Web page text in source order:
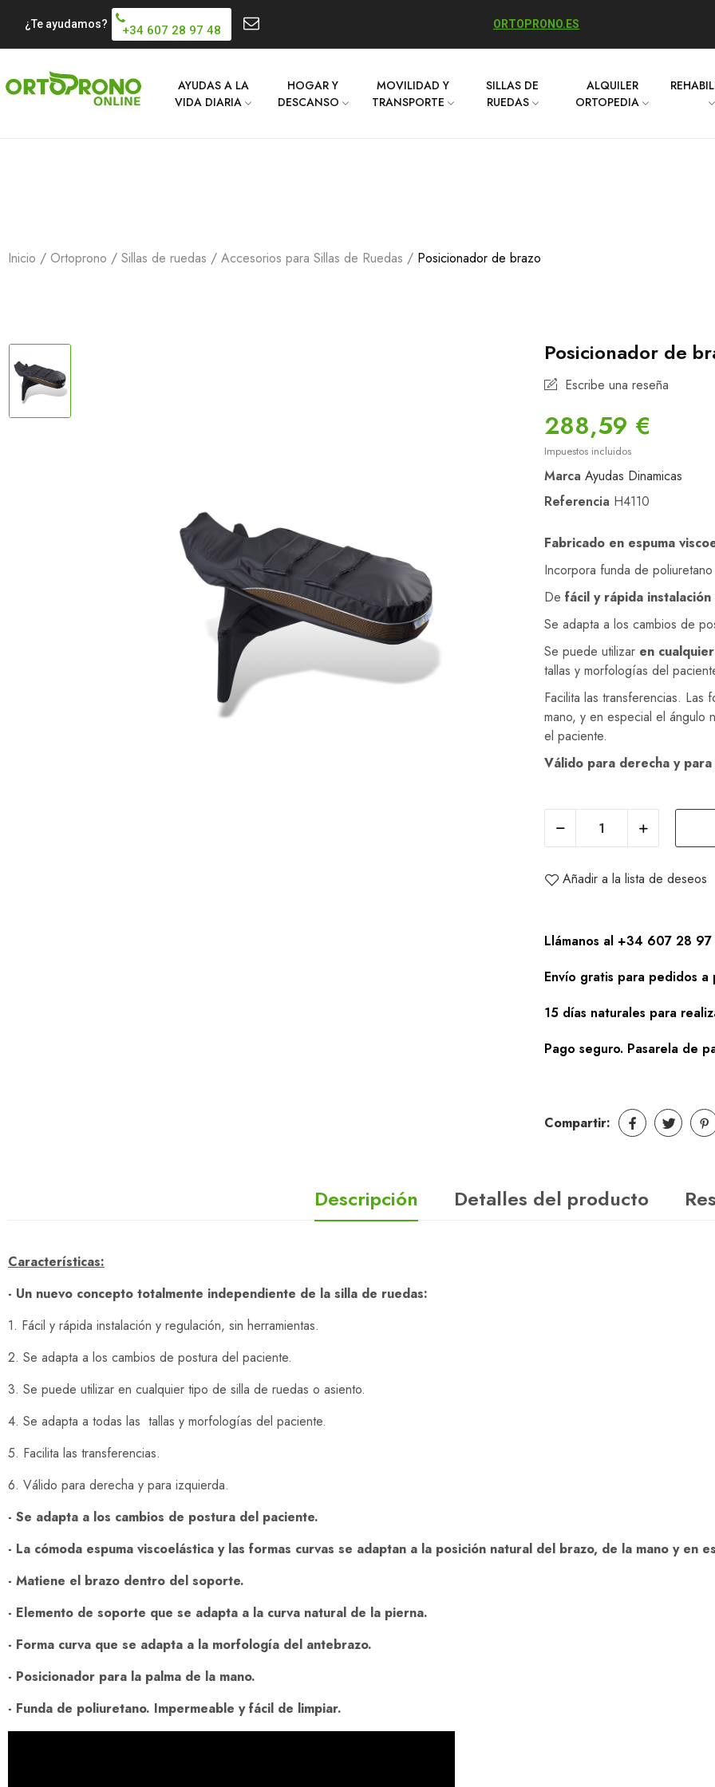
¿Te ayudamos? +34 607 28 97 48 ORTOPRONO.ES
AYUDAS A LA
VIDA DIARIA
HOGAR Y
DESCANSO
MOVILIDAD Y
TRANSPORTE
SILLAS DE
RUEDAS
ALQUILER
ORTOPEDIA
Inicio Ortoprono Sillas de ruedas Accesorios para Sillas de Ruedas Posicionador de brazo
Posicionador de
Escribe una reseña
288,59 €
Impuestos incluidos
Marca Ayudas Dinamicas
Referencia H4110
Fabricado en espuma
Incorpora funda de
De fácil y rápida
Se adapta a los cambios de
Se puede utilizar en
tallas y morfologías del
Facilita las transferencias. Las
mano, y en especial el ángulo
el paciente.
Válido para derecha y
Añadir a la lista de deseos
Llámanos al +34 607 28
Envío gratis para pedidos a
15 días naturales para
Pago seguro. Pasarela de
Compartir:
Descripción Detalles del producto
Características:
- Un nuevo concepto totalmente independiente de la silla de ruedas:
1. Fácil y rápida instalación y regulación, sin herramientas.
2. Se adapta a los cambios de postura del paciente.
3. Se puede utilizar en cualquier tipo de silla de ruedas o asiento.
4. Se adapta a todas las tallas y morfologías del paciente.
5. Facilita las transferencias.
6. Válido para derecha y para izquierda.
- Se adapta a los cambios de postura del paciente.
- La cómoda espuma viscoelástica y las formas curvas se adaptan a la posición natural del brazo, de la mano y en
- Matiene el brazo dentro del soporte.
- Elemento de soporte que se adapta a la curva natural de la pierna.
- Forma curva que se adapta a la morfología del antebrazo.
- Posicionador para la palma de la mano.
- Funda de poliuretano. Impermeable y fácil de limpiar.